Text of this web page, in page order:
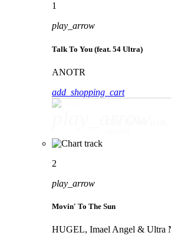
1
play_arrow
Talk To You (feat. 54 Ultra)
ANOTR
add_shopping_cart
2
play_arrow
Movin' To The Sun
HUGEL, Imael Angel & Ultra